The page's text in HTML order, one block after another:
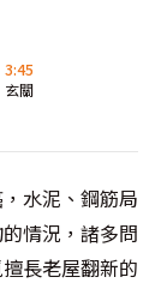
3:45
玄關
水泥、鋼筋局
情況，諸多問
長老屋翻新的